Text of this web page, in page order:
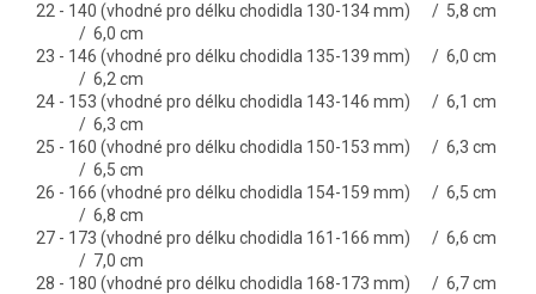
22 - 140 (vhodné pro délku chodidla 130-134 mm) / 5,8 cm
/ 6,0 cm
23 - 146 (vhodné pro délku chodidla 135-139 mm) / 6,0 cm
/ 6,2 cm
24 - 153 (vhodné pro délku chodidla 143-146 mm) / 6,1 cm
/ 6,3 cm
25 - 160 (vhodné pro délku chodidla 150-153 mm) / 6,3 cm
/ 6,5 cm
26 - 166 (vhodné pro délku chodidla 154-159 mm) / 6,5 cm
/ 6,8 cm
27 - 173 (vhodné pro délku chodidla 161-166 mm) / 6,6 cm
/ 7,0 cm
28 - 180 (vhodné pro délku chodidla 168-173 mm) / 6,7 cm